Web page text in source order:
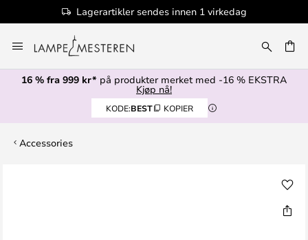
Lagerartikler sendes innen 1 virkedag
til
innhold
16 % fra 999 kr* på produkter merket med -16 % EKSTRA
Kjøp nå!
KODE:BEST KOPIER
Accessories